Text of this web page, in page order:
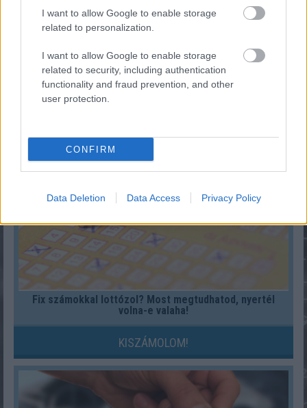
I want to allow Google to enable storage
related to personalization.
I want to allow Google to enable storage
related to security, including authentication
functionality and fraud prevention, and other
user protection.
CONFIRM
Data Deletion Data Access Privacy Policy
Segítség! Okostelefon-függő vagyok?
Fix számokkal lottózol? Most megtudhatod, nyertél
volna-e valaha!
KISZÁMOLOM!